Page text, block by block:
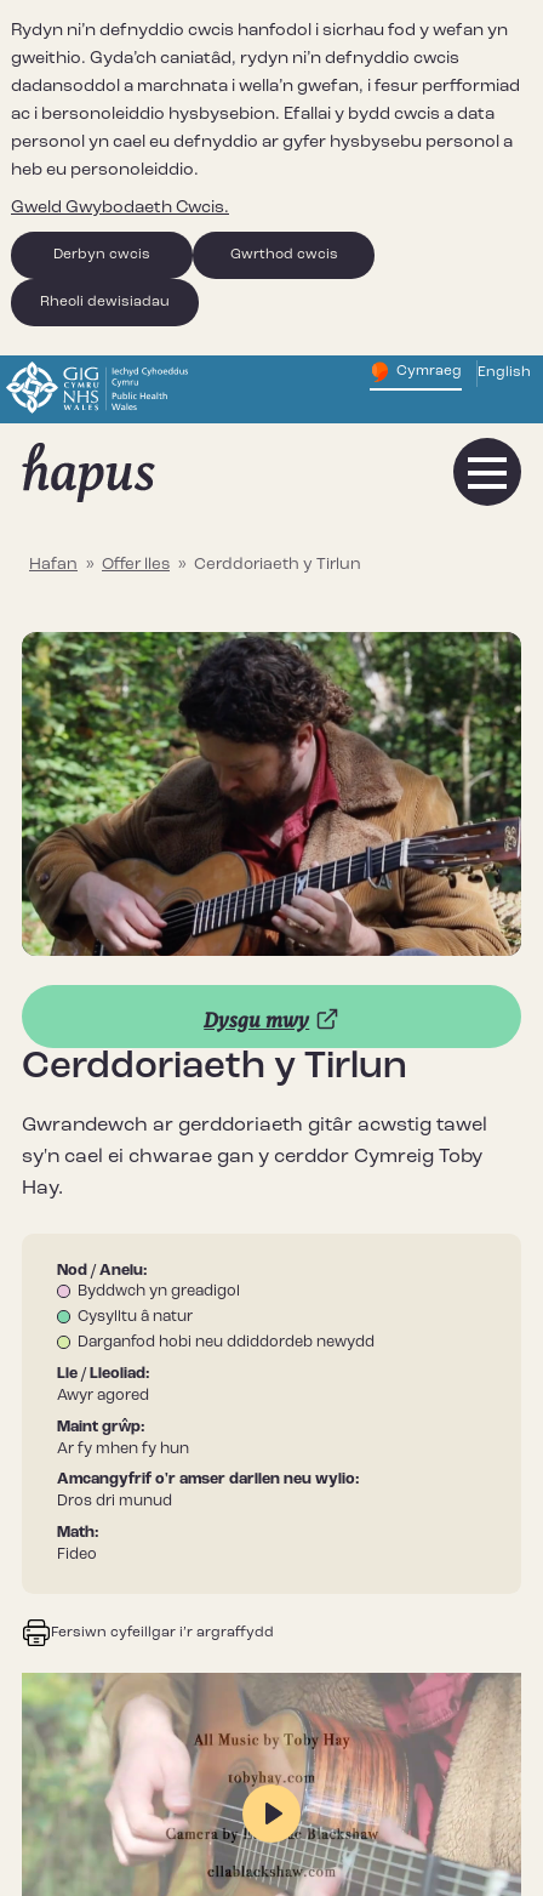
Rydyn ni’n defnyddio cwcis hanfodol i sicrhau fod y wefan yn
gweithio. Gyda’ch caniatâd, rydyn ni’n defnyddio cwcis
dadansoddol a marchnata i wella’n gwefan, i fesur perfformiad
ac i bersonoleiddio hysbysebion. Efallai y bydd cwcis a data
personol yn cael eu defnyddio ar gyfer hysbysebu personol a
heb eu personoleiddio.
Gweld Gwybodaeth Cwcis.
Derbyn cwcis Gwrthod cwcis
Rheoli dewisiadau
Change website
Cymraeg English
– Newid
Hafan » Offer lles » Cerddoriaeth y Tirlun
Cerddoriaeth y Tirlun
Gwrandewch ar gerddoriaeth gitâr acwstig tawel
sy'n cael ei chwarae gan y cerddor Cymreig Toby
Hay.
Nod / Anelu:
Byddwch yn greadigol
Cysylltu â natur
Darganfod hobi neu ddiddordeb newydd
Lle / Lleoliad:
Awyr agored
Maint grŵp:
Ar fy mhen fy hun
Amcangyfrif o'r amser darllen neu wylio:
Dros dri munud
Math:
Fideo
Fersiwn cyfeillgar i’r argraffydd
Dysgu mwy
Play